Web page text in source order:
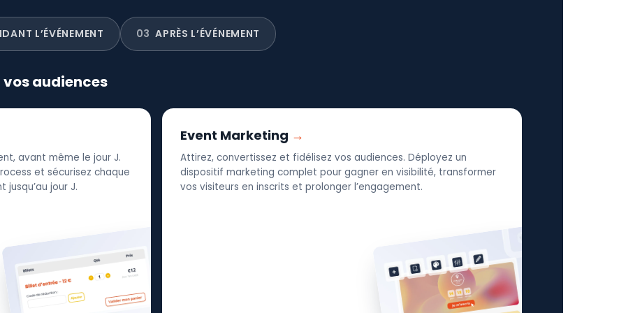
L’ÉVÉNEMENT 03 APRÈS L’ÉVÉNEMENT
audiences
avant même le jour J.
et sécurisez chaque
jour J.
Event Marketing
Attirez, convertissez et fidélisez vos audiences. Déployez un
dispositif marketing complet pour gagner en visibilité, transformer
vos visiteurs en inscrits et prolonger l’engagement.